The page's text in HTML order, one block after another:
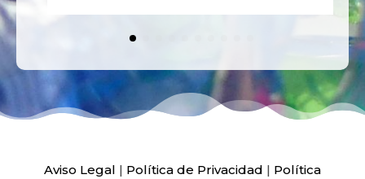
Aviso Legal | Política de Privacidad | Política